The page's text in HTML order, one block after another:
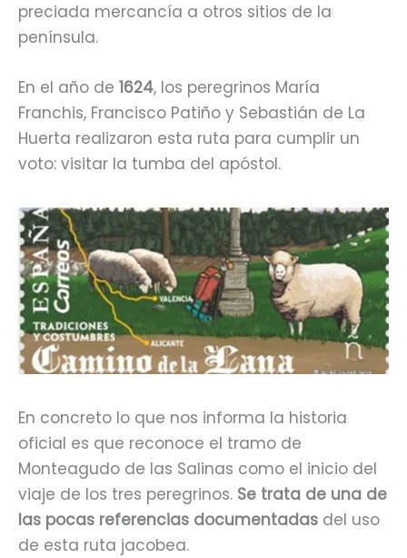
preciada mercancía a otros sitios de la
península.
En el año de 1624, los peregrinos María
Franchis, Francisco Patiño y Sebastián de La
Huerta realizaron esta ruta para cumplir un
voto: visitar la tumba del apóstol.
En concreto lo que nos informa la historia
oficial es que reconoce el tramo de
Monteagudo de las Salinas como el inicio del
viaje de los tres peregrinos. Se trata de una de
las pocas referencias documentadas del uso
de esta ruta jacobea.